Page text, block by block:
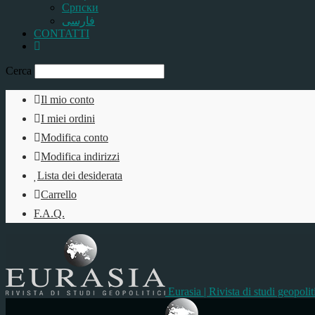
Српски
فارسی
CONTATTI
Cerca
Il mio conto
I miei ordini
Modifica conto
Modifica indirizzi
Lista dei desiderata
Carrello
F.A.Q.
Eurasia | Rivista di studi